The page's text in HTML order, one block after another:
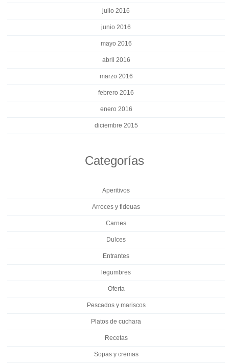
julio 2016
junio 2016
mayo 2016
abril 2016
marzo 2016
febrero 2016
enero 2016
diciembre 2015
Categorías
Aperitivos
Arroces y fideuas
Carnes
Dulces
Entrantes
legumbres
Oferta
Pescados y mariscos
Platos de cuchara
Recetas
Sopas y cremas